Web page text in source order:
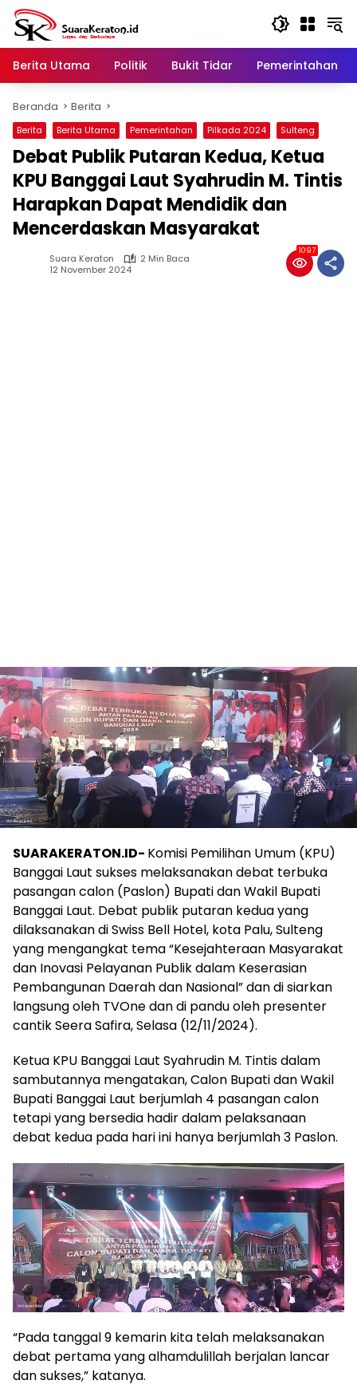
Langsung
konten
Berita Utama
Politik Bukit Tidar Pemerintahan
Beranda Berita
Berita Berita Utama Pemerintahan Pilkada 2024 Sulteng
Debat Publik Putaran Kedua, Ketua
KPU Banggai Laut Syahrudin M. Tintis
Harapkan Dapat Mendidik dan
Mencerdaskan Masyarakat
Suara Keraton
2 Min Baca
12 November 2024
1097
SUARAKERATON.ID- Komisi Pemilihan Umum (KPU)
Banggai Laut sukses melaksanakan debat terbuka
pasangan calon (Paslon) Bupati dan Wakil Bupati
Banggai Laut. Debat publik putaran kedua yang
dilaksanakan di Swiss Bell Hotel, kota Palu, Sulteng
yang mengangkat tema “Kesejahteraan Masyarakat
dan Inovasi Pelayanan Publik dalam Keserasian
Pembangunan Daerah dan Nasional” dan di siarkan
langsung oleh TVOne dan di pandu oleh presenter
cantik Seera Safira, Selasa (12/11/2024).
Ketua KPU Banggai Laut Syahrudin M. Tintis dalam
sambutannya mengatakan, Calon Bupati dan Wakil
Bupati Banggai Laut berjumlah 4 pasangan calon
tetapi yang bersedia hadir dalam pelaksanaan
debat kedua pada hari ini hanya berjumlah 3 Paslon.
“Pada tanggal 9 kemarin kita telah melaksanakan
debat pertama yang alhamdulillah berjalan lancar
dan sukses,” katanya.